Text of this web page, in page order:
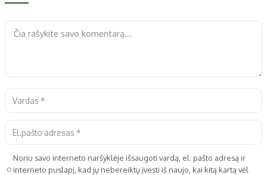
Noriu savo interneto naršyklėje išsaugoti vardą, el. pašto adresą ir
interneto puslapį, kad jų nebereiktų įvesti iš naujo, kai kitą kartą vėl